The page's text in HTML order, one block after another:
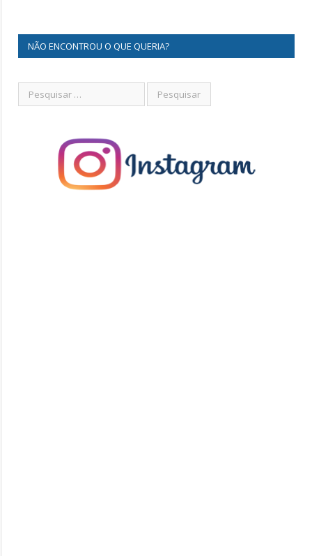
NÃO ENCONTROU O QUE QUERIA?